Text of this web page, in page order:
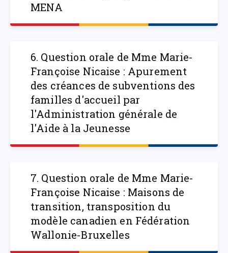
MENA
6. Question orale de Mme Marie-
Françoise Nicaise : Apurement
des créances de subventions des
familles d'accueil par
l'Administration générale de
l'Aide à la Jeunesse
7. Question orale de Mme Marie-
Françoise Nicaise : Maisons de
transition, transposition du
modèle canadien en Fédération
Wallonie-Bruxelles